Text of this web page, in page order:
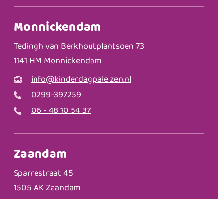
Monnickendam
Tedingh van Berkhoutplantsoen 73
1141 HM Monnickendam
info@kinderdagpaleizen.nl
0299-397259
06 - 48 10 54 37
Zaandam
Sparrestraat 45
1505 AK Zaandam